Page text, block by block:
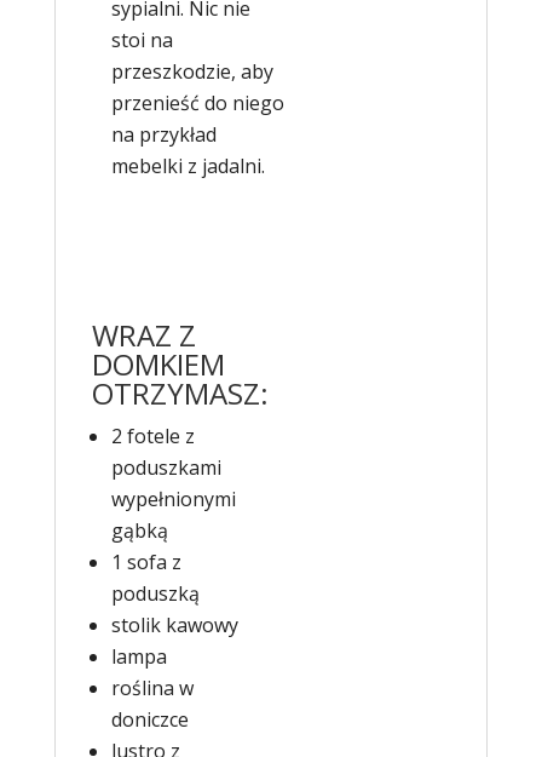
sypialni. Nic nie
stoi na
przeszkodzie, aby
przenieść do niego
na przykład
mebelki z jadalni.
WRAZ Z
DOMKIEM
OTRZYMASZ:
2 fotele z
poduszkami
wypełnionymi
gąbką
1 sofa z
poduszką
stolik kawowy
lampa
roślina w
doniczce
lustro z